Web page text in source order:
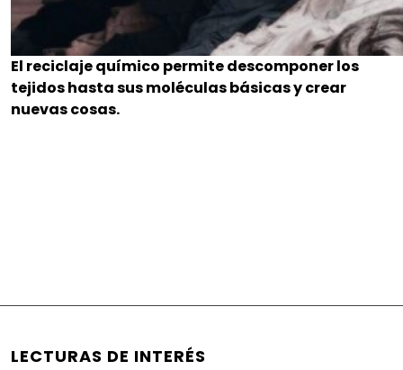
El reciclaje químico permite descomponer los
tejidos hasta sus moléculas básicas y crear
nuevas cosas.
LECTURAS DE INTERÉS